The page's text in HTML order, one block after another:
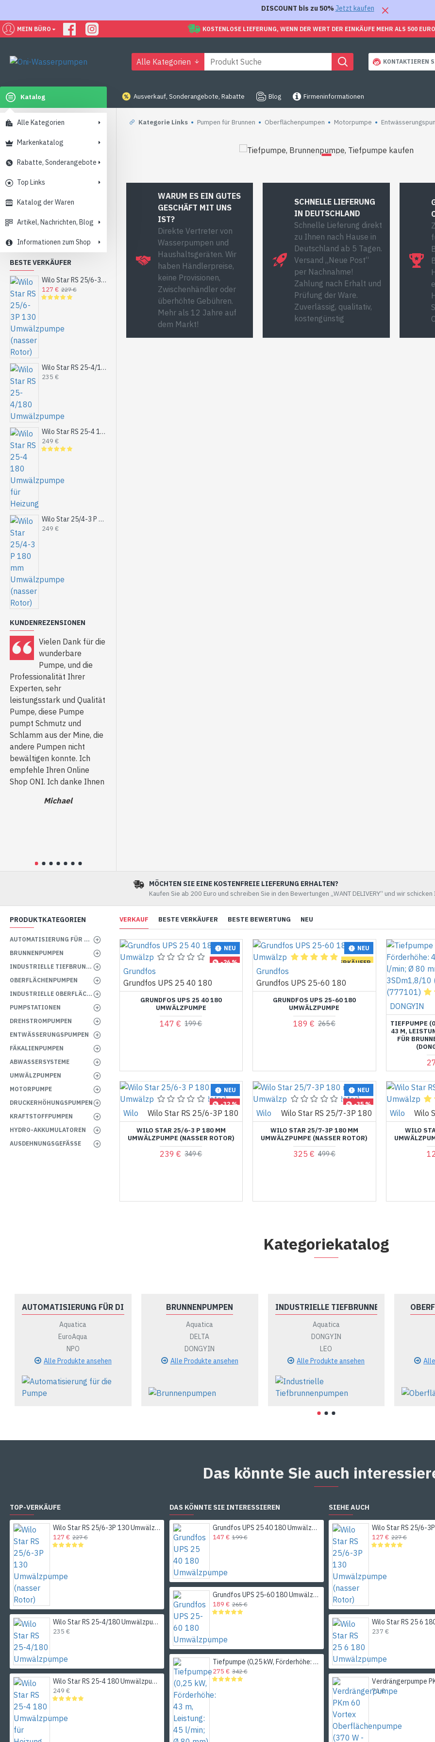
DISCOUNT bis zu 50%Jetzt kaufen
MEIN BÜRO KOSTENLOSE LIEFERUNG, WENN DER WERT DER EINKÄUFE MEHR ALS 500
Alle Kategorien KONTAKTIEREN
Katalog
Alle Kategorien
Markenkatalog
Rabatte, Sonderangebote
Top Links
Katalog der Waren
Artikel, Nachrichten, Blog
Informationen zum Shop
Ausverkauf, Sonderangebote, Rabatte Blog Firmeninformationen
BESTE VERKÄUFER
Wilo Star RS 25/6-3P 130 Umwälzpumpe (nasser Rotor)
127 € 227 €
Wilo Star RS 25-4/180 Umwälzpumpe
235 €
Wilo Star RS 25-4 180 Umwälzpumpe für Heizung
249 €
Wilo Star 25/4-3 P 180 mm Umwälzpumpe (nasser Rotor)
249 €
KUNDENREZENSIONEN
Vielen Dank für die
wunderbare
Pumpe, und die
Professionalität Ihrer
Experten, sehr
leistungsstark und Qualität
Pumpe, diese Pumpe
pumpt Schmutz und
Schlamm aus der Mine, die
andere Pumpen nicht
bewältigen konnte. Ich
empfehle Ihren Online
Shop ONI. Ich danke Ihnen
Michael
Kategorie Links Pumpen für Brunnen Oberflächenpumpen Motorpumpe
WARUM ES EIN GUTES
GESCHÄFT MIT UNS
IST?
Direkte Vertreter von
Wasserpumpen und
Haushaltsgeräten. Wir
haben Händlerpreise,
keine Provisionen,
Zwischenhändler oder
überhöhte Gebühren.
Mehr als 12 Jahre auf
dem Markt!
IN DEUTSCHLAND
Schnelle Lieferung direkt
zu Ihnen nach Hause in
Deutschland ab 5 Tagen.
Versand „Neue Post“
per Nachnahme!
Zahlung nach Erhalt und
Prüfung der Ware.
Zuverlässig, qualitativ,
kostengünstig
MÖCHTEN SIE EINE KOSTENFREIE LIEFERUNG ERHALTEN?
Kaufen Sie ab 200 Euro und schreiben Sie in den Bewertungen „WANT DELIVERY“ und wir
PRODUKTKATEGORIEN
AUTOMATISIERUNG FÜR DIE PUMPE
BRUNNENPUMPEN
INDUSTRIELLE TIEFBRUNNENPUMPEN
OBERFLÄCHENPUMPEN
INDUSTRIELLE OBERFLÄCHENPUMPEN
PUMPSTATIONEN
DREHSTROMPUMPEN
ENTWÄSSERUNGSPUMPEN
FÄKALIENPUMPEN
ABWASSERSYSTEME
UMWÄLZPUMPEN
MOTORPUMPE
DRUCKERHÖHUNGSPUMPEN
KRAFTSTOFFPUMPEN
HYDRO-AKKUMULATOREN
AUSDEHNUNGSGEFÄSSE
VERKAUF BESTE VERKÄUFER BESTE BEWERTUNG NEU
NEU
-26 %
Grundfos
Grundfos UPS 25 40 180
GRUNDFOS UPS 25 40 180
UMWÄLZPUMPE
147 € 199 €
NEU
BESTE VERKÄUFER
Grundfos
Grundfos UPS 25-60 180
GRUNDFOS UPS 25-60 180
UMWÄLZPUMPE
189 € 265 €
DONGYIN
TIEFPUMPE
43 M,
FÜR
NEU
-32 %
Wilo Wilo Star RS 25/6-3P 180
WILO STAR 25/6-3 P 180 MM
UMWÄLZPUMPE (NASSER ROTOR)
239 € 349 €
NEU
-35 %
Wilo Wilo Star RS 25/7-3P 180
WILO STAR 25/7-3P 180 MM
UMWÄLZPUMPE (NASSER ROTOR)
325 € 499 €
Wilo Wilo
WILO
Kategoriekatalog
AUTOMATISIERUNG FÜR DIE PUMPE
Aquatica
EuroAqua
NPO
Alle Produkte ansehen
BRUNNENPUMPEN
Aquatica
DELTA
DONGYIN
Alle Produkte ansehen
INDUSTRIELLE TIEFBRUNNENPUMPEN
Aquatica
DONGYIN
LEO
Alle Produkte ansehen
Das könnte Sie auch
TOP-VERKÄUFE
Wilo Star RS 25/6-3P 130 Umwälzpumpe (nasser Rotor)
127 € 227 €
Wilo Star RS 25-4/180 Umwälzpumpe
235 €
Wilo Star RS 25-4 180 Umwälzpumpe für Heizung
249 €
DAS KÖNNTE SIE INTERESSIEREN
Grundfos UPS 25 40 180 Umwälzpumpe
147 € 199 €
Grundfos UPS 25-60 180 Umwälzpumpe
189 € 265 €
Tiefpumpe (0,25 kW, Förderhöhe: 43 m, Leistung: 45 l/min; Ø 80 mm) für Brunnen Tica 3SDm1,8/10 (DONGYIN) (777101)
275 € 342 €
SIEHE AUCH
127 € 227 €
237 €
71 €